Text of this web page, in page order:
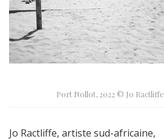
Port Nollot, 2022 © Jo Ractliffe
Jo Ractliffe, artiste sud-africaine,